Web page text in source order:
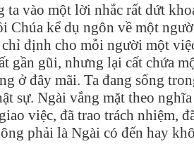
vào một lời nhắc rất dứt
Chúa kể dụ ngôn về một
định cho mỗi người một
gần gũi, nhưng lại cất chứa
ở đây mãi. Ta đang sống
sự. Ngài vắng mặt theo
việc, đã trao trách nhiệm,
phải là Ngài có đến hay